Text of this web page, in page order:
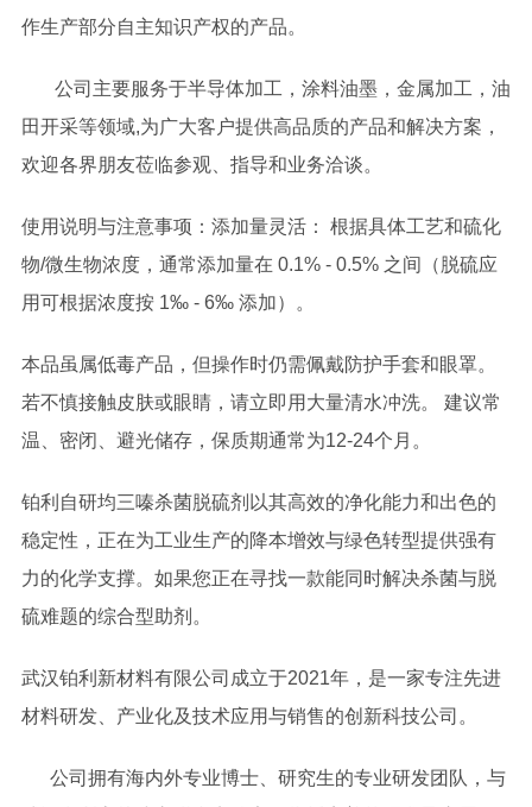
作生产部分自主知识产权的产品。
公司主要服务于半导体加工，涂料油墨，金属加工，油
田开采等领域,为广大客户提供高品质的产品和解决方案，
欢迎各界朋友莅临参观、指导和业务洽谈。
使用说明与注意事项：添加量灵活： 根据具体工艺和硫化
物/微生物浓度，通常添加量在 0.1% - 0.5% 之间（脱硫应
用可根据浓度按 1‰ - 6‰ 添加）。
本品虽属低毒产品，但操作时仍需佩戴防护手套和眼罩。
若不慎接触皮肤或眼睛，请立即用大量清水冲洗。 建议常
温、密闭、避光储存，保质期通常为12-24个月。
铂利自研均三嗪杀菌脱硫剂以其高效的净化能力和出色的
稳定性，正在为工业生产的降本增效与绿色转型提供强有
力的化学支撑。如果您正在寻找一款能同时解决杀菌与脱
硫难题的综合型助剂。
武汉铂利新材料有限公司成立于2021年，是一家专注先进
材料研发、产业化及技术应用与销售的创新科技公司。
公司拥有海内外专业博士、研究生的专业研发团队，与